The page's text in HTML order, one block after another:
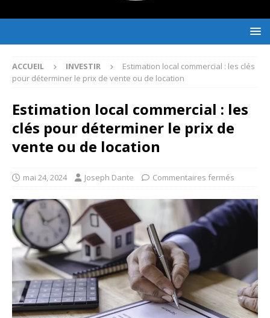
ACCUEIL INVESTIR
Estimation local commercial : les clés
pour déterminer le prix de vente ou de location
Estimation local commercial : les
clés pour déterminer le prix de
vente ou de location
mai 24, 2024 Joseph Dante Commentaires fermés